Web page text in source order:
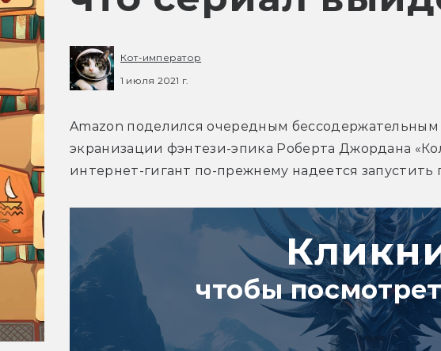
Кот-император
1 июля 2021 г.
Amazon поделился очередным
экранизации фэнтези-эпика Роберта Джордана
интернет-гигант по-прежнему надеется запустить
чтобы